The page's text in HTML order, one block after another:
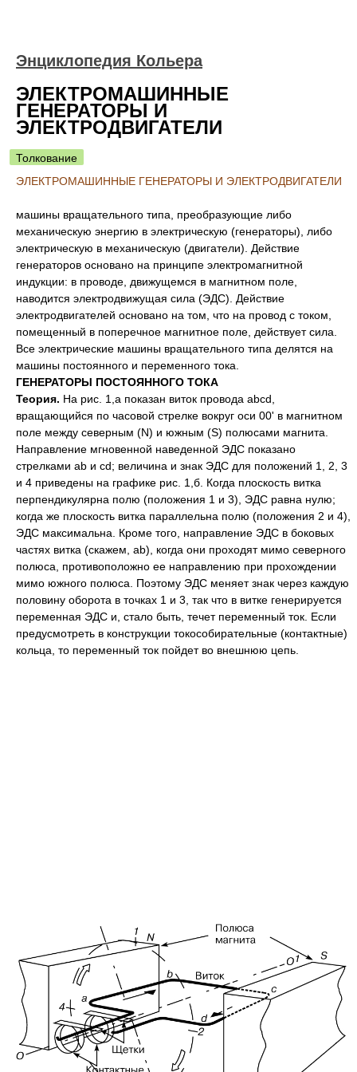
Энциклопедия Кольера
ЭЛЕКТРОМАШИННЫЕ
ГЕНЕРАТОРЫ И
ЭЛЕКТРОДВИГАТЕЛИ
Толкование
ЭЛЕКТРОМАШИННЫЕ ГЕНЕРАТОРЫ И ЭЛЕКТРОДВИГАТЕЛИ
машины вращательного типа, преобразующие либо
механическую энергию в электрическую (генераторы), либо
электрическую в механическую (двигатели). Действие
генераторов основано на принципе электромагнитной
индукции: в проводе, движущемся в магнитном поле,
наводится электродвижущая сила (ЭДС). Действие
электродвигателей основано на том, что на провод с током,
помещенный в поперечное магнитное поле, действует сила.
Все электрические машины вращательного типа делятся на
машины постоянного и переменного тока.
ГЕНЕРАТОРЫ ПОСТОЯННОГО ТОКА
Теория. На рис. 1,а показан виток провода abcd,
вращающийся по часовой стрелке вокруг оси 00' в магнитном
поле между северным (N) и южным (S) полюсами магнита.
Направление мгновенной наведенной ЭДС показано
стрелками ab и cd; величина и знак ЭДС для положений 1, 2, 3
и 4 приведены на графике рис. 1,б. Когда плоскость витка
перпендикулярна полю (положения 1 и 3), ЭДС равна нулю;
когда же плоскость витка параллельна полю (положения 2 и 4),
ЭДС максимальна. Кроме того, направление ЭДС в боковых
частях витка (скажем, ab), когда они проходят мимо северного
полюса, противоположно ее направлению при прохождении
мимо южного полюса. Поэтому ЭДС меняет знак через каждую
половину оборота в точках 1 и 3, так что в витке генерируется
переменная ЭДС и, стало быть, течет переменный ток. Если
предусмотреть в конструкции токособирательные (контактные)
кольца, то переменный ток пойдет во внешнюю цепь.